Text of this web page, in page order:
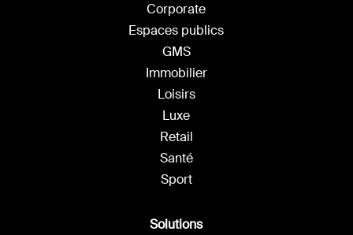
Solutions
Corporate
Espaces publics
GMS
Immobilier
Loisirs
Luxe
Retail
Santé
Sport